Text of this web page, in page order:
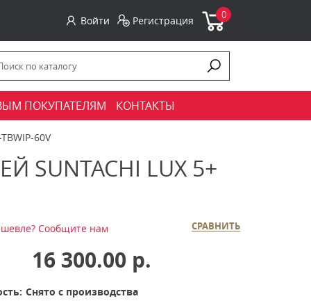
Войти Регистрация 0
ПОКУПАТЕЛЯМ КОНТАКТЫ
60V
LUX 5+
СРАВНИТЬ
Сообщите нам
16 300.00 р.
Снято с производства